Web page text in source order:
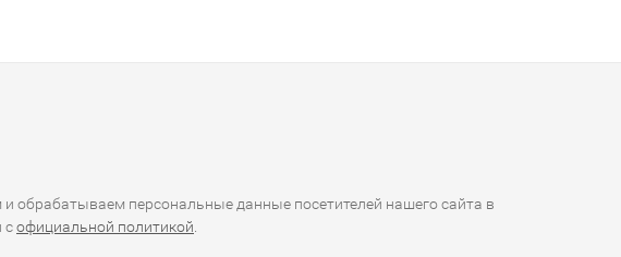
обрабатываем персональные данные посетителей нашего сайта в
софициальной политикой